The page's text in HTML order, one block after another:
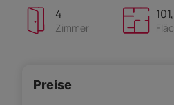
4
Zimmer
Preise